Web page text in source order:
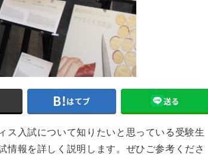
はてブ 送る
ス入試について知りたいと思っている受験生
情報を詳しく説明します。ぜひご参考くださ